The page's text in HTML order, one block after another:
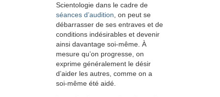
Scientologie dans le cadre de
séances d’audition, on peut se
débarrasser de ses entraves et de
conditions indésirables et devenir
ainsi davantage soi-même. À
mesure qu’on progresse, on
exprime généralement le désir
d’aider les autres, comme on a
soi-même été aidé.